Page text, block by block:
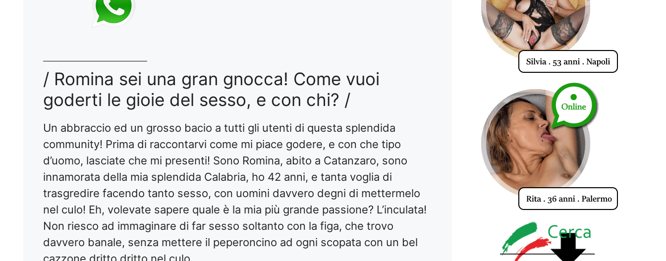
/ Romina sei una gran gnocca! Come vuoi
goderti le gioie del sesso, e con chi? /
Un abbraccio ed un grosso bacio a tutti gli utenti di questa splendida
community! Prima di raccontarvi come mi piace godere, e con che tipo
d’uomo, lasciate che mi presenti! Sono Romina, abito a Catanzaro, sono
innamorata della mia splendida Calabria, ho 42 anni, e tanta voglia di
trasgredire facendo tanto sesso, con uomini davvero degni di mettermelo
nel culo! Eh, volevate sapere quale è la mia più grande passione? L’inculata!
Non riesco ad immaginare di far sesso soltanto con la figa, che trovo
davvero banale, senza mettere il peperoncino ad ogni scopata con un bel